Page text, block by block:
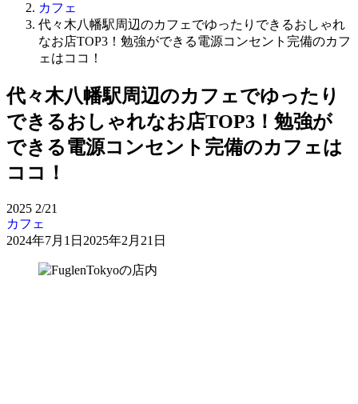
カフェ
代々木八幡駅周辺のカフェでゆったりできるおしゃれ
なお店TOP3！勉強ができる電源コンセント完備のカフ
ェはココ！
代々木八幡駅周辺のカフェでゆったり
できるおしゃれなお店TOP3！勉強が
できる電源コンセント完備のカフェは
ココ！
2025 2/21
カフェ
2024年7月1日 2025年2月21日